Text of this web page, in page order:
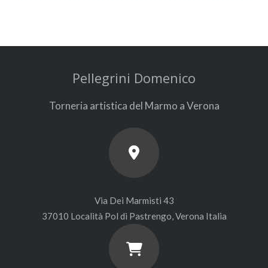
Pellegrini Domenico
Torneria artistica del Marmo a Verona
Via Dei Marmisti 43
37010 Località Pol di Pastrengo, Verona Italia